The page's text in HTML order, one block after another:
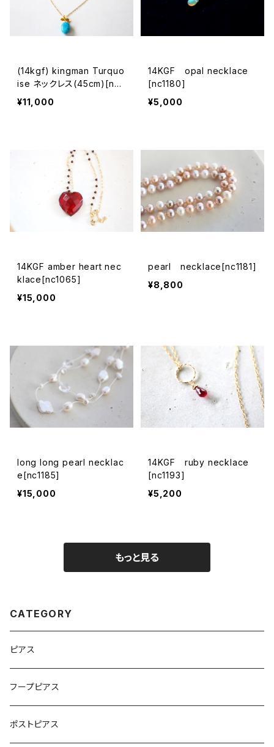
(14kgf) kingman Turquo
ise ネックレス(45cm)[nc1
099]
¥11,000
14KGF opal necklace
[nc1180]
¥5,000
14KGF amber heart nec
klace[nc1065]
¥15,000
pearl necklace[nc1181]
¥8,800
long long pearl necklac
e[nc1185]
¥15,000
14KGF ruby necklace
[nc1193]
¥5,200
もっと見る
CATEGORY
ピアス
フープピアス
ポストピアス